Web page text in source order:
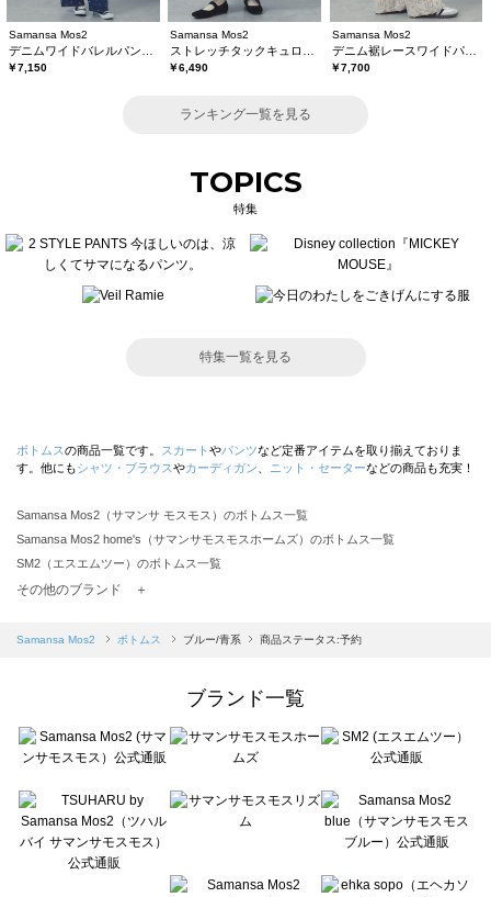
Samansa Mos2
￥7,150
Samansa Mos2
￥6,490
Samansa Mos2
デニム裾レースワイドパンツ
￥7,700
ランキング一覧を見る
TOPICS
特集
特集一覧を見る
ボトムスの商品一覧です。 スカート やパンツなど定番アイテムを取り揃えておりま
す。他にもシャツ・ブラウスやカーディガン ニット・セーターなどの商品も充実！
Samansa Mos2（サマンサ モスモス）のボトムス一覧
Samansa Mos2 home's（サマンサモスモスホームズ）のボトムス一覧
SM2（エスエムツー）のボトムス一覧
TSUHARU by Samansa Mos2（ツハルバイサマンサモスモス）のボトムス一覧
Samansa Mos2 blue（サマンサモスモス ブルー）のボトムス一覧
sō4ū（ソウフォーユー）のボトムス一覧
Te chichi（テチチ）のボトムス一覧
Te chichi CLASSIC（テチチ クラシック）のボトムス一覧
Lugnoncure（ルノンキュール）のボトムス一覧
BETTY'S BLUE（べティーズブルー）のボトムス一覧
Wpc.（ワールドパーティー）のボトムス一覧
その他のブランド ＋
Samansa Mos2 ボトムス ブルー/青系 商品ステータス:予約
ブランド一覧